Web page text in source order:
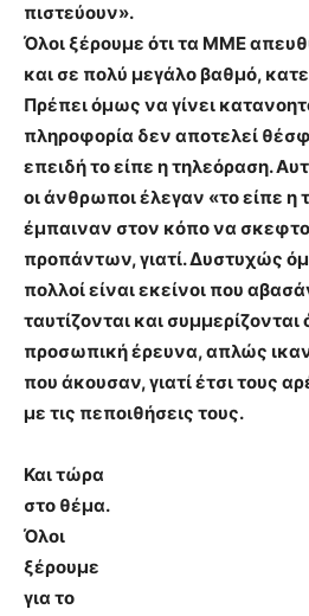
πιστεύουν».
Όλοι ξέρουμε ότι τα ΜΜΕ
και σε πολύ μεγάλο βαθμό,
Πρέπει όμως να γίνει κατανοητ
πληροφορία δεν αποτελεί
επειδή το είπε η τηλεόραση.
οι άνθρωποι έλεγαν «το είπε η
έμπαιναν στον κόπο να
προπάντων, γιατί. Δυστυχώς
πολλοί είναι εκείνοι που
ταυτίζονται και συμμερίζονται
προσωπική έρευνα, απλώς
που άκουσαν, γιατί έτσι τους
με τις πεποιθήσεις τους.
Και τώρα
στο θέμα.
Όλοι
ξέρουμε
για το